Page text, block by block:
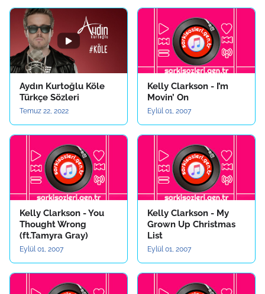
Aydın Kurtoğlu Köle
Türkçe Sözleri
Temuz 22, 2022
Kelly Clarkson - I’m
Movin’ On
Eylül 01, 2007
Kelly Clarkson - You
Thought Wrong
(ft.Tamyra Gray)
Eylül 01, 2007
Kelly Clarkson - My
Grown Up Christmas
List
Eylül 01, 2007